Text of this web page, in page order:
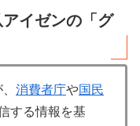
アイゼンの「グ
消費者庁や国民
する情報を基